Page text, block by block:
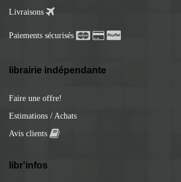
Livraisons
Paiements sécurisés
librairie indépendante
Faire une offre!
Estimations / Achats
Avis clients
libr'infos